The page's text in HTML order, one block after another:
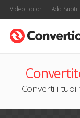
Video Editor Add
Converti i